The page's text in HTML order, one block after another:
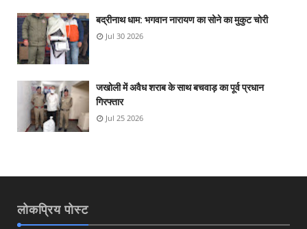
बद्रीनाथ धाम: भगवान नारायण का सोने का मुकुट चोरी
Jul 30 2026
जखोली में अवैध शराब के साथ बचवाड़ का पूर्व प्रधान
गिरफ्तार
Jul 25 2026
लोकप्रिय पोस्ट